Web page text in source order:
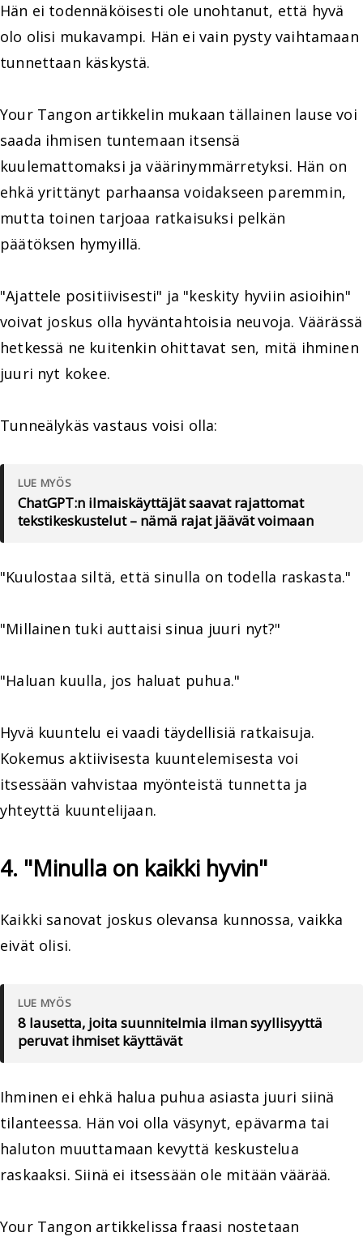
Hän ei todennäköisesti ole unohtanut, että hyvä
olo olisi mukavampi. Hän ei vain pysty vaihtamaan
tunnettaan käskystä.
Your Tangon artikkelin mukaan tällainen lause voi
saada ihmisen tuntemaan itsensä
kuulemattomaksi ja väärinymmärretyksi. Hän on
ehkä yrittänyt parhaansa voidakseen paremmin,
mutta toinen tarjoaa ratkaisuksi pelkän
päätöksen hymyillä.
"Ajattele positiivisesti" ja "keskity hyviin asioihin"
voivat joskus olla hyväntahtoisia neuvoja. Väärässä
hetkessä ne kuitenkin ohittavat sen, mitä ihminen
juuri nyt kokee.
Tunneälykäs vastaus voisi olla:
LUE MYÖS
ChatGPT:n ilmaiskäyttäjät saavat rajattomat
tekstikeskustelut – nämä rajat jäävät voimaan
"Kuulostaa siltä, että sinulla on todella raskasta."
"Millainen tuki auttaisi sinua juuri nyt?"
"Haluan kuulla, jos haluat puhua."
Hyvä kuuntelu ei vaadi täydellisiä ratkaisuja.
Kokemus aktiivisesta kuuntelemisesta voi
itsessään vahvistaa myönteistä tunnetta ja
yhteyttä kuuntelijaan.
4. "Minulla on kaikki hyvin"
Kaikki sanovat joskus olevansa kunnossa, vaikka
eivät olisi.
LUE MYÖS
8 lausetta, joita suunnitelmia ilman syyllisyyttä
peruvat ihmiset käyttävät
Ihminen ei ehkä halua puhua asiasta juuri siinä
tilanteessa. Hän voi olla väsynyt, epävarma tai
haluton muuttamaan kevyttä keskustelua
raskaaksi. Siinä ei itsessään ole mitään väärää.
Your Tangon artikkelissa fraasi nostetaan